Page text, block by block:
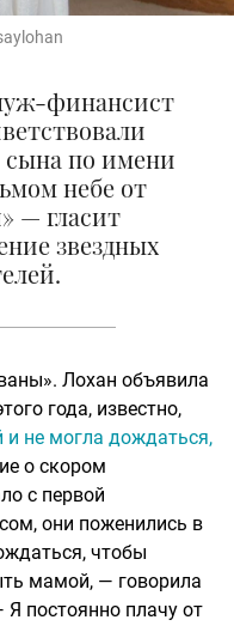
финансист
сына по имени
небе от
— гласит
звездных
Лохан объявила
года, известно,
и не могла дождаться,
о скором
с первой
они поженились в
чтобы
мамой, — говорила
постоянно плачу от